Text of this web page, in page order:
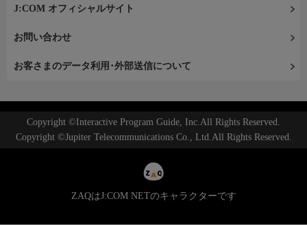
J:COM オフィシャルサイト
お問い合わせ
お客さまのデータ利用･外部送信について
Copyright ©Interactive Program Guide, Inc.All Rights Reserved.
Copyright ©Jupiter Telecommunications Co., Ltd.All Rights Reserved.
ZAQはJ:COM NETのキャラクターです